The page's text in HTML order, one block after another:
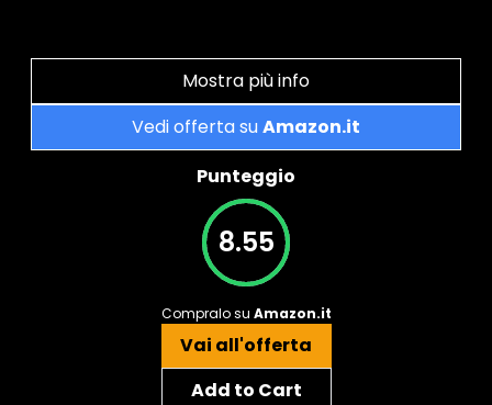
Mostra più info
Vedi offerta suAmazon.it
Punteggio
8.55
Compralo su Amazon.it
Vai all'offerta
Add to Cart